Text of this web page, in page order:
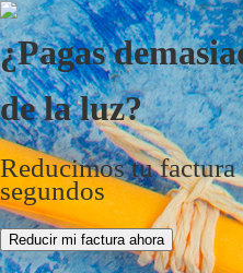
¿Pagas
de la luz?
Reducimos tu
segundos
Reducir mi factura ahora